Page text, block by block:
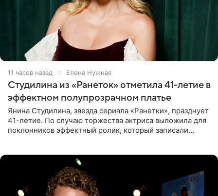
11 часов назад Елена Нужная
Студилина из «Ранеток» отметила 41-летие в
эффектном полупрозрачном платье
Янина Студилина, звезда сериала «Ранетки», празднует
41-летие. По случаю торжества актриса выложила для
поклонников эффектный ролик, который записали